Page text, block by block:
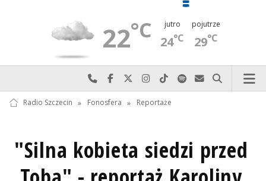
22°C jutro
24°C
pojutrze
29°C
Najlepiej po prostu do nas zadzwoń
Odwiedź nas na Facebook-u
Odwiedź nas na X
Odwiedź nas na Instagram-ie
Odwiedź nas na TikTok-u
Szukaj nas na Spotify
Wyślij do nas
Szukaj
Radio Szczecin » Fonosfera » Reportaże
"Silna kobieta siedzi przed